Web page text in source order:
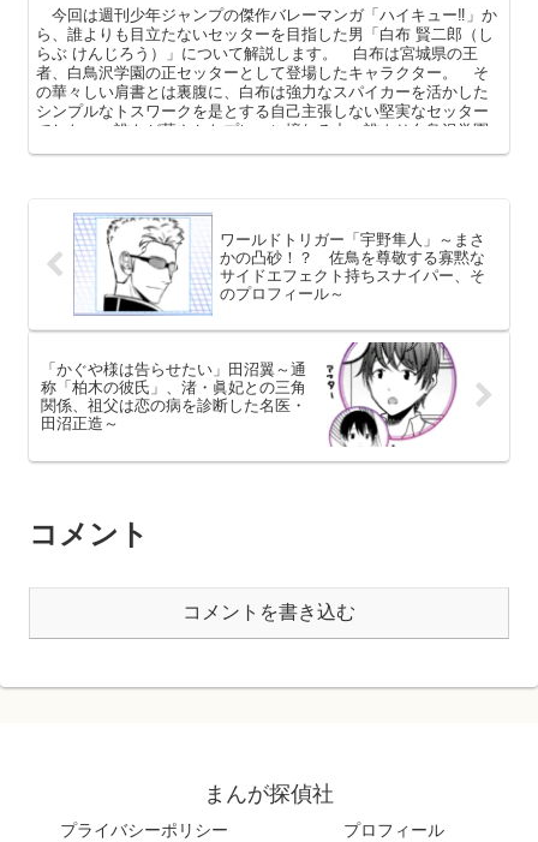
今回は週刊少年ジャンプの傑作バレーマンガ「ハイキュー‼」か
ら、誰よりも目立たないセッターを目指した男「白布 賢二郎（し
らぶ けんじろう）」について解説します。 白布は宮城県の王
者、白鳥沢学園の正セッターとして登場したキャラクター。 そ
の華々しい肩書とは裏腹に、白布は強力なスパイカーを活かした
シンプルなトスワークを是とする自己主張しない堅実なセッター
でした。 誰もが華やかなプレーに憧れる中、誰より白鳥沢学園
ワールドトリガー「宇野隼人」～まさ
かの凸砂！？ 佐鳥を尊敬する寡黙な
サイドエフェクト持ちスナイパー、そ
のプロフィール～
「かぐや様は告らせたい」田沼翼～通
称「柏木の彼氏」、渚・眞妃との三角
関係、祖父は恋の病を診断した名医・
田沼正造～
コメント
コメントを書き込む
まんが探偵社
プライバシーポリシー プロフィール